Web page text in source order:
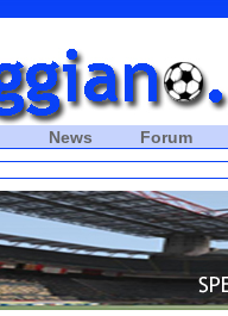
News Forum